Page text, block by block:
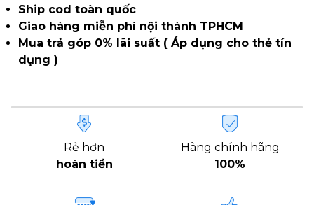
Ship cod toàn quốc
Giao hàng miễn phí nội thành TPHCM
Mua trả góp 0% lãi suất ( Áp dụng cho thẻ tín
dụng )
Rẻ hơn
hoàn tiền
Hàng chính hãng
100%